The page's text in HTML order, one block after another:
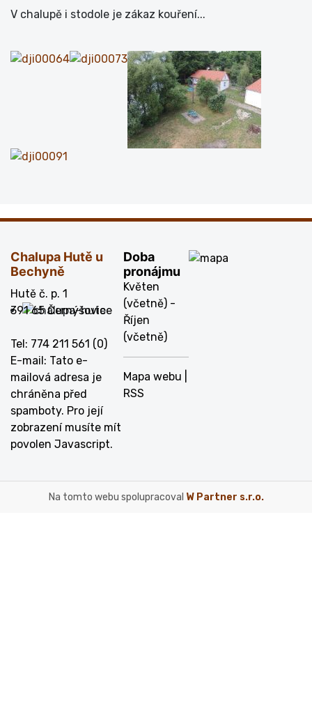
V chalupě i stodole je zákaz kouření...
Chalupa Hutě u
Bechyně
Hutě č. p. 1
391 65 Černýšovice
Tel: 774 211 561 (0)
E-mail: Tato e-
mailová adresa je
chráněna před
spamboty. Pro její
zobrazení musíte mít
povolen Javascript.
Doba
pronájmu
Květen
(včetně) -
Říjen
(včetně)
Mapa webu
RSS
Na tomto webu spolupracoval W Partner s.r.o.